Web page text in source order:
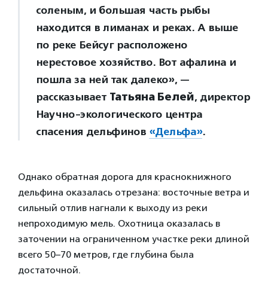
соленым, и большая часть рыбы
находится в лиманах и реках. А выше
по реке Бейсуг расположено
нерестовое хозяйство. Вот афалина и
пошла за ней так далеко», —
рассказывает Татьяна Белей, директор
Научно-экологического центра
спасения дельфинов «Дельфа».
Однако обратная дорога для краснокнижного
дельфина оказалась отрезана: восточные ветра и
сильный отлив нагнали к выходу из реки
непроходимую мель. Охотница оказалась в
заточении на ограниченном участке реки длиной
всего 50–70 метров, где глубина была
достаточной.